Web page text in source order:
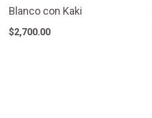
Blanco con Kaki
$2,700.00